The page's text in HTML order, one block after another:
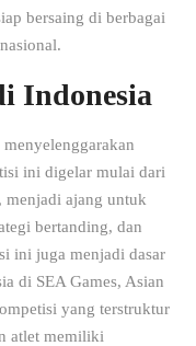
bersaing di berbagai
Indonesia
ini digelar mulai dari
menjadi ajang untuk
bertanding, dan
ini juga menjadi dasar
di SEA Games, Asian
yang terstruktur
atlet memiliki